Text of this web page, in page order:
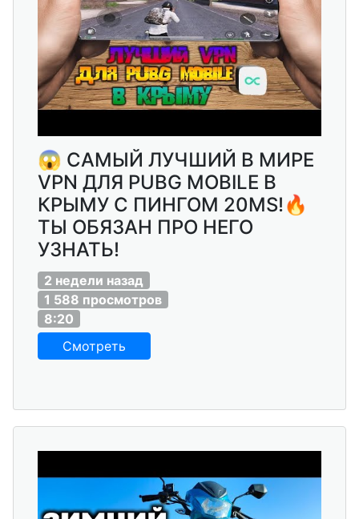
😱 САМЫЙ ЛУЧШИЙ В МИРЕ
VPN ДЛЯ PUBG MOBILE В
КРЫМУ С ПИНГОМ 20MS!🔥
ТЫ ОБЯЗАН ПРО НЕГО
УЗНАТЬ!
2 недели назад
1 588 просмотров
8:20
Смотреть